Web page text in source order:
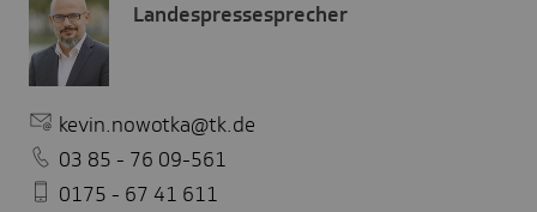
Landespressesprecher
kevin.nowotka@tk.de
03 85 - 76 09-561
0175 - 67 41 611